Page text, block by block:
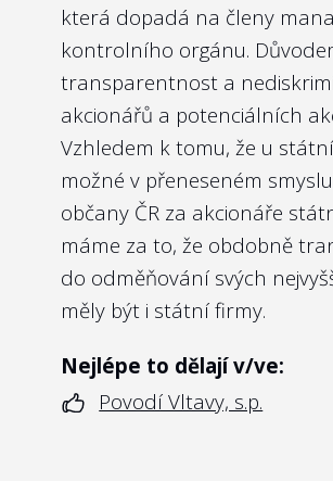
která dopadá na členy
kontrolního orgánu.
transparentnost a
akcionářů a potenciálních
Vzhledem k tomu, že u
možné v přeneseném
občany ČR za akcionáře
máme za to, že obdobně
do odměňování svých
měly být i státní firmy.
Nejlépe to dělají v/ve:
Povodí Vltavy, s.p.